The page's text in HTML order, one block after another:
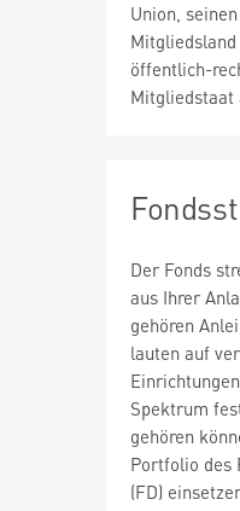
Union,
öffentlich-
Der Fonds
aus Ihrer
gehören
lauten auf
Spektrum
gehören
Portfolio des
(FD)